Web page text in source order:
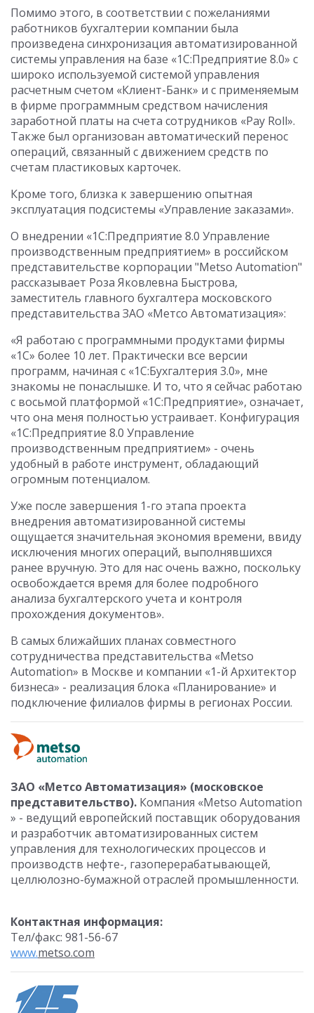
Помимо этого, в соответствии с пожеланиями
работников бухгалтерии компании была
произведена синхронизация автоматизированной
системы управления на базе «1С:Предприятие 8.0» с
широко используемой системой управления
расчетным счетом «Клиент-Банк» и с применяемым
в фирме программным средством начисления
заработной платы на счета сотрудников «Pay Roll».
Также был организован автоматический перенос
операций, связанный с движением средств по
счетам пластиковых карточек.
Кроме того, близка к завершению опытная
эксплуатация подсистемы «Управление заказами».
О внедрении «1С:Предприятие 8.0 Управление
производственным предприятием» в российском
представительстве корпорации "Metso Automation"
рассказывает Роза Яковлевна Быстрова,
заместитель главного бухгалтера московского
представительства ЗАО «Метсо Автоматизация»:
«Я работаю с программными продуктами фирмы
«1С» более 10 лет. Практически все версии
программ, начиная с «1С:Бухгалтерия 3.0», мне
знакомы не понаслышке. И то, что я сейчас работаю
с восьмой платформой «1С:Предприятие», означает,
что она меня полностью устраивает. Конфигурация
«1С:Предприятие 8.0 Управление
производственным предприятием» - очень
удобный в работе инструмент, обладающий
огромным потенциалом.
Уже после завершения 1-го этапа проекта
внедрения автоматизированной системы
ощущается значительная экономия времени, ввиду
исключения многих операций, выполнявшихся
ранее вручную. Это для нас очень важно, поскольку
освобождается время для более подробного
анализа бухгалтерского учета и контроля
прохождения документов».
В самых ближайших планах совместного
сотрудничества представительства «Metso
Automation» в Москве и компании «1-й Архитектор
бизнеса» - реализация блока «Планирование» и
подключение филиалов фирмы в регионах России.
ЗАО «Метсо Автоматизация» (московское
представительство). Компания «Metso Automation
» - ведущий европейский поставщик оборудования
и разработчик автоматизированных систем
управления для технологических процессов и
производств нефте-, газоперерабатывающей,
целлюлозно-бумажной отраслей промышленности.
Контактная информация:
Тел/факс: 981-56-67
www.metso.com